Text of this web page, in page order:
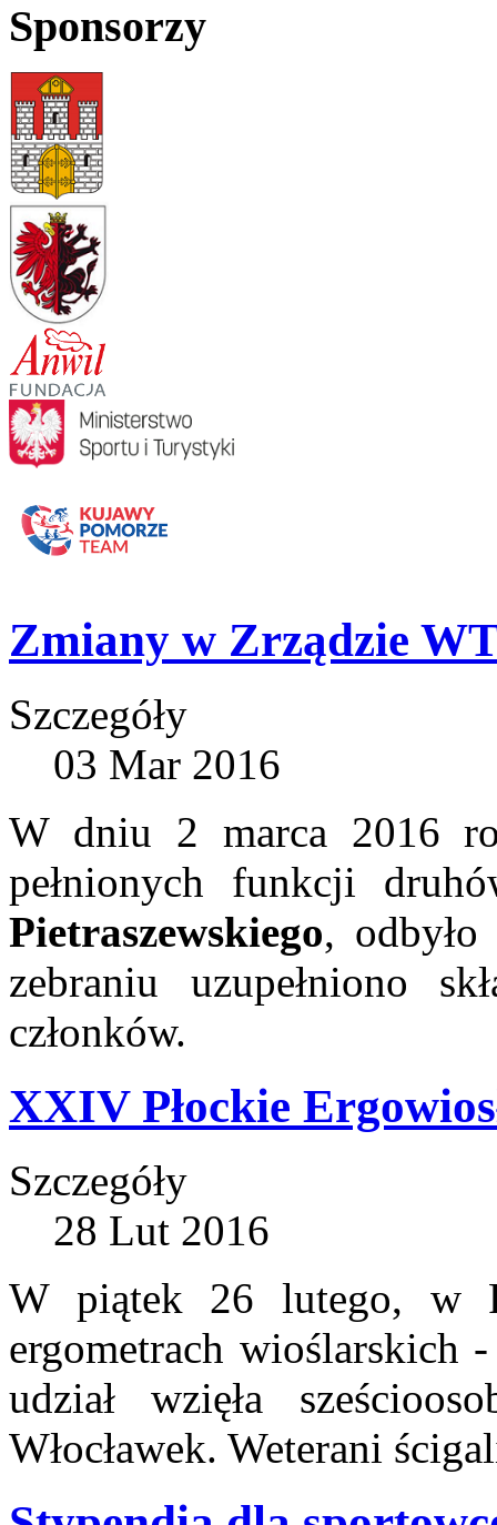
Sponsorzy
Zmiany w Zrządzie
Szczegóły
03 Mar 2016
W dniu 2 marca 2016
pełnionych funkcji
Pietraszewskiego,
zebraniu uzupełniono
członków.
XXIV Płockie
Szczegóły
28 Lut 2016
W piątek 26 lutego, w
ergometrach wioślarskich
udział wzięła
Włocławek. Weterani